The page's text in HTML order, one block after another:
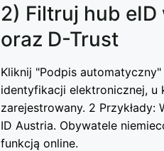
2) Filtruj hub eID
oraz D-Trust
Kliknij "Podpis
identyfikacji elektronicznej, u
zarejestrowany. 2
ID Austria. Obywatele
funkcją online.